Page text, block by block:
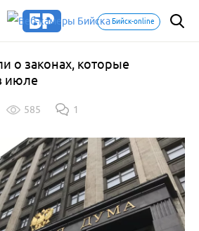
Бийск-online
о законах, которые
июле
585 1